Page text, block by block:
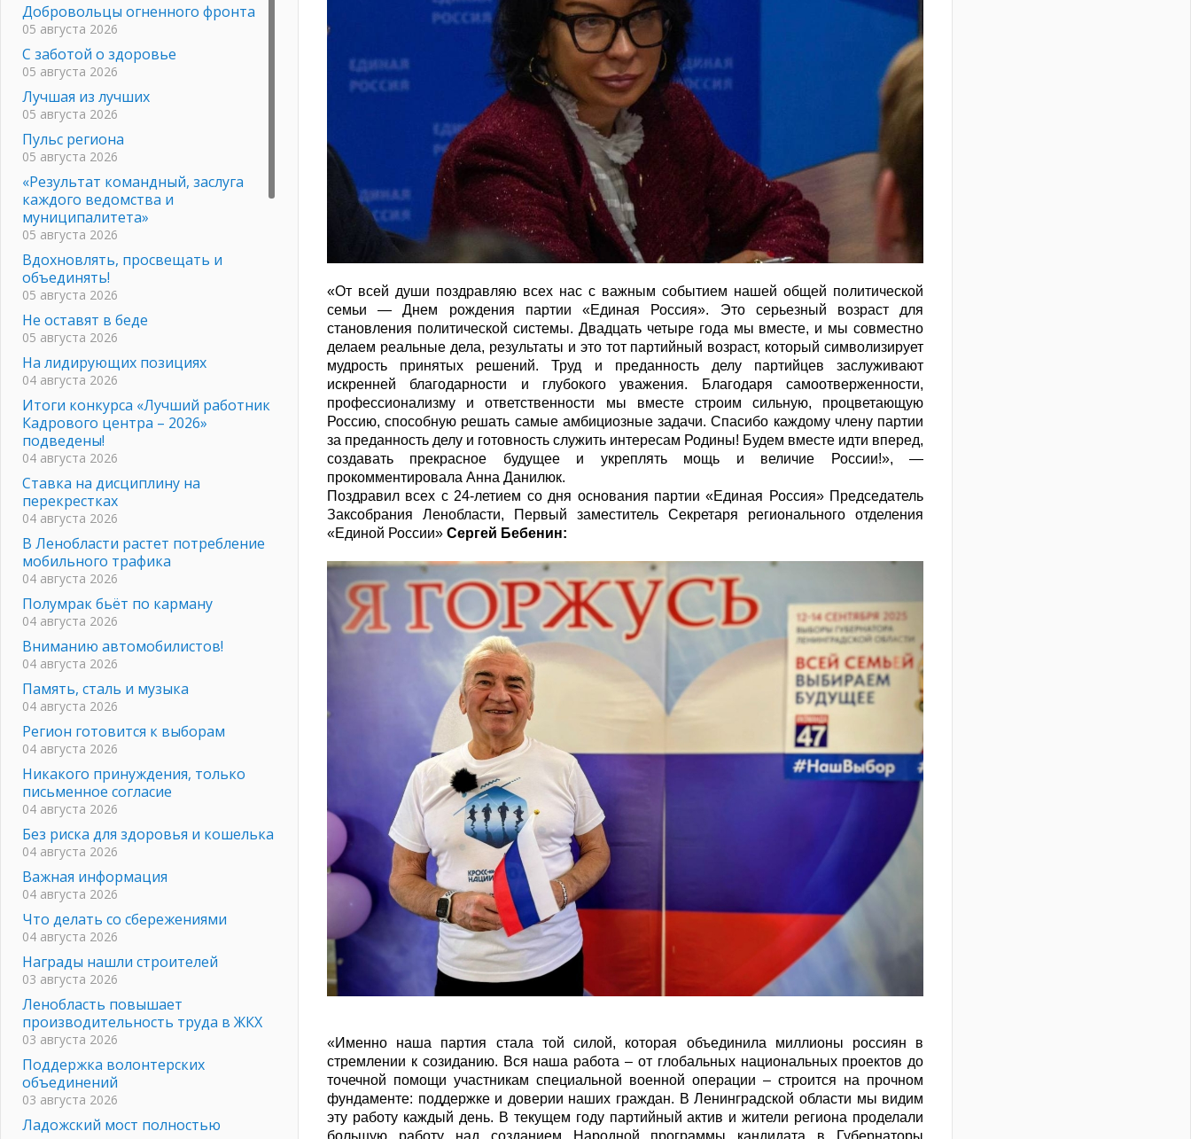
«От всей души поздравляю всех нас с важным событием нашей общей политической
семьи — Днем рождения партии «Единая Россия». Это серьезный возраст для
становления политической системы. Двадцать четыре года мы вместе, и мы совместно
делаем реальные дела, результаты и это тот партийный возраст, который символизирует
мудрость принятых решений. Труд и преданность делу партийцев заслуживают
искренней благодарности и глубокого уважения. Благодаря самоотверженности,
профессионализму и ответственности мы вместе строим сильную, процветающую
Россию, способную решать самые амбициозные задачи. Спасибо каждому члену партии
за преданность делу и готовность служить интересам Родины! Будем вместе идти вперед,
создавать прекрасное будущее и укреплять мощь и величие России!», —
прокомментировала Анна Данилюк.
Поздравил всех с 24-летием со дня основания партии «Единая Россия» Председатель
Заксобрания Ленобласти, Первый заместитель Секретаря регионального отделения
«Единой России» Сергей Бебенин:
«Именно наша партия стала той силой, которая объединила миллионы россиян в
стремлении к созиданию. Вся наша работа – от глобальных национальных проектов до
точечной помощи участникам специальной военной операции – строится на прочном
фундаменте: поддержке и доверии наших граждан. В Ленинградской области мы видим
эту работу каждый день. В текущем году партийный актив и жители региона проделали
большую работу над созданием Народной программы кандидата в Губернаторы
Добровольцы огненного фронта
05 августа 2026
С заботой о здоровье
05 августа 2026
Лучшая из лучших
05 августа 2026
Пульс региона
05 августа 2026
«Результат командный, заслуга
каждого ведомства и
муниципалитета»
05 августа 2026
Вдохновлять, просвещать и
объединять!
05 августа 2026
Не оставят в беде
05 августа 2026
На лидирующих позициях
04 августа 2026
Итоги конкурса «Лучший работник
Кадрового центра – 2026»
подведены!
04 августа 2026
Ставка на дисциплину на
перекрестках
04 августа 2026
В Ленобласти растет потребление
мобильного трафика
04 августа 2026
Полумрак бьёт по карману
04 августа 2026
Вниманию автомобилистов!
04 августа 2026
Память, сталь и музыка
04 августа 2026
Регион готовится к выборам
04 августа 2026
Никакого принуждения, только
письменное согласие
04 августа 2026
Без риска для здоровья и кошелька
04 августа 2026
Важная информация
04 августа 2026
Что делать со сбережениями
04 августа 2026
Награды нашли строителей
03 августа 2026
Ленобласть повышает
производительность труда в ЖКХ
03 августа 2026
Поддержка волонтерских
объединений
03 августа 2026
Ладожский мост полностью